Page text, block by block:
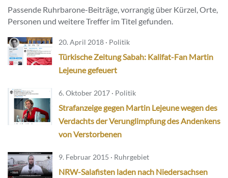
Passende Ruhrbarone-Beiträge, vorrangig über Kürzel, Orte,
Personen und weitere Treffer im Titel gefunden.
20. April 2018 · Politik
Türkische Zeitung Sabah: Kalifat-Fan Martin
Lejeune gefeuert
6. Oktober 2017 · Politik
Strafanzeige gegen Martin Lejeune wegen des
Verdachts der Verunglimpfung des Andenkens
von Verstorbenen
9. Februar 2015 · Ruhrgebiet
NRW-Salafisten laden nach Niedersachsen